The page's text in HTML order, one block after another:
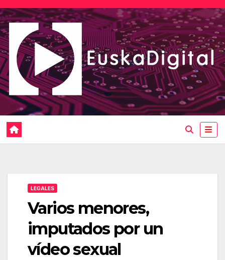
Saltar
al
contenido
LEGALES
Varios menores,
imputados por un
vídeo sexual